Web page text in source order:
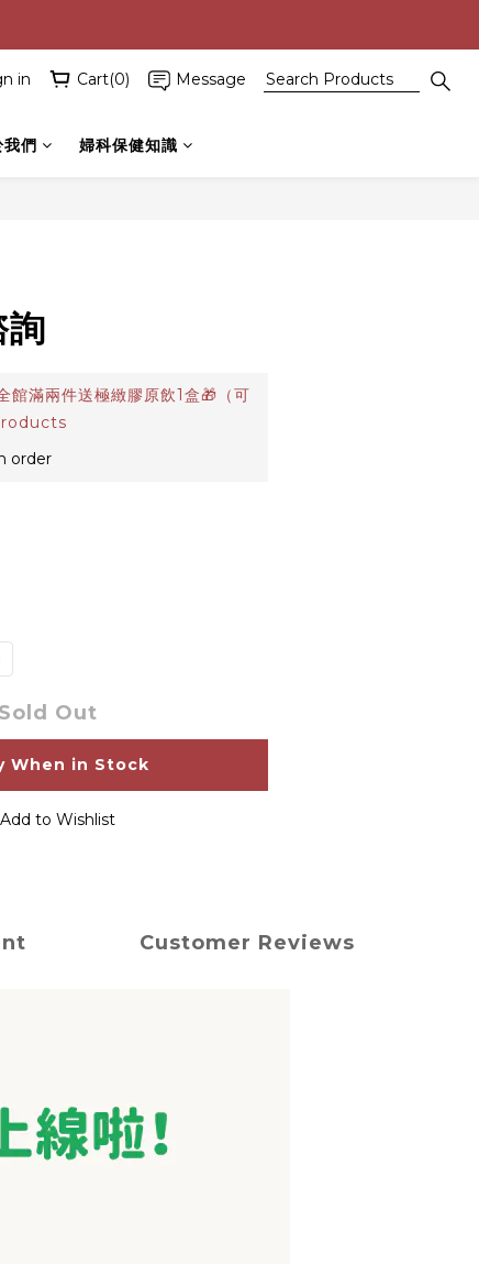
in Cart(0) Message
我們 婦科保健知識
詢
館滿兩件送極緻膠原飲1盒🎁（可
order
Sold Out
When in Stock
Add to Wishlist
Customer Reviews